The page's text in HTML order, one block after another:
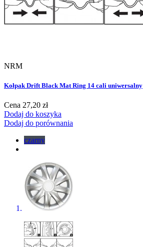
NRM
Kołpak Drift Black Mat Ring 14 cali uniwersalny
Cena 27,20 zł
Dodaj do koszyka
Dodaj do porównania
czarny